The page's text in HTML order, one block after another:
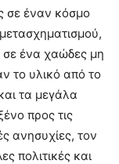
σε έναν κόσμο
σε ένα χαώδες μη
το υλικό από το
τα μεγάλα
προς τις
ανησυχίες, τον
πολιτικές και